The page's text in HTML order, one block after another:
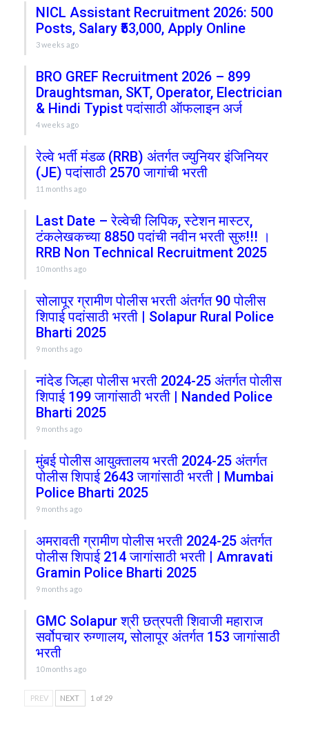
NICL Assistant Recruitment 2026: 500
Posts, Salary ₹53,000, Apply Online
3 weeks ago
BRO GREF Recruitment 2026 – 899
Draughtsman, SKT, Operator, Electrician
& Hindi Typist पदांसाठी ऑफलाइन अर्ज
4 weeks ago
रेल्वे भर्ती मंडळ (RRB) अंतर्गत ज्युनियर इंजिनियर
(JE) पदांसाठी 2570 जागांची भरती
11 months ago
Last Date – रेल्वेची लिपिक, स्टेशन मास्टर,
टंकलेखकच्या 8850 पदांची नवीन भरती सुरु!!! ।
RRB Non Technical Recruitment 2025
10 months ago
सोलापूर ग्रामीण पोलीस भरती अंतर्गत 90 पोलीस
शिपाई पदांसाठी भरती | Solapur Rural Police
Bharti 2025
9 months ago
नांदेड जिल्हा पोलीस भरती 2024-25 अंतर्गत पोलीस
शिपाई 199 जागांसाठी भरती | Nanded Police
Bharti 2025
9 months ago
मुंबई पोलीस आयुक्तालय भरती 2024-25 अंतर्गत
पोलीस शिपाई 2643 जागांसाठी भरती | Mumbai
Police Bharti 2025
9 months ago
अमरावती ग्रामीण पोलीस भरती 2024-25 अंतर्गत
पोलीस शिपाई 214 जागांसाठी भरती | Amravati
Gramin Police Bharti 2025
9 months ago
GMC Solapur श्री छत्रपती शिवाजी महाराज
सर्वोपचार रुग्णालय, सोलापूर अंतर्गत 153 जागांसाठी
भरती
10 months ago
PREV NEXT 1 of 29